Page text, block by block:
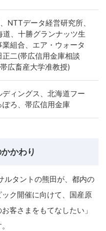
NTTデータ経営研究所、
、十勝グランナッツ生
組合、エア・ウォータ
二(帯広信用金庫相談
広畜産大学准教授)
ディングス、北海道フー
ぽろ、帯広信用金庫
かわり
ルタントの熊田が、都内の
ク開催に向けて、国産原
客さまをもてなしたい」